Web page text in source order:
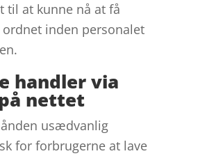
til at kunne nå at få
inden personalet
handler via
nettet
usædvanlig
for forbrugerne at lave